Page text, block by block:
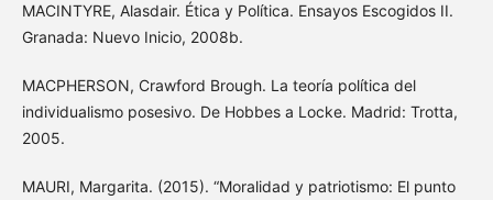
MACINTYRE, Alasdair. Ética y Política. Ensayos Escogidos II.
Granada: Nuevo Inicio, 2008b.
MACPHERSON, Crawford Brough. La teoría política del
individualismo posesivo. De Hobbes a Locke. Madrid: Trotta,
2005.
MAURI, Margarita. (2015). “Moralidad y patriotismo: El punto